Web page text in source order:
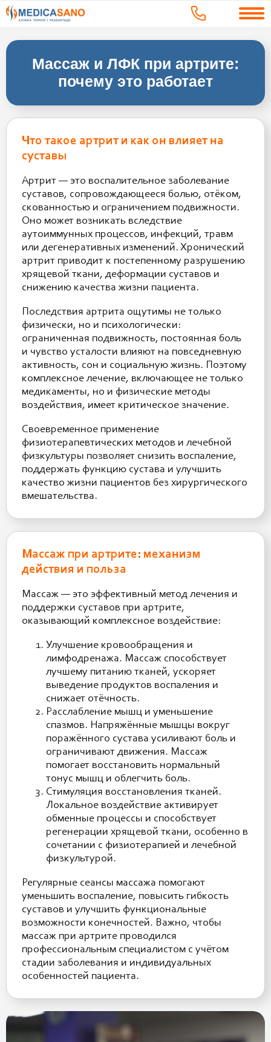
Массаж и ЛФК при артрите:
почему это работает
Что такое артрит и как он влияет на
суставы
Артрит — это воспалительное заболевание
суставов, сопровождающееся болью, отёком,
скованностью и ограничением подвижности.
Оно может возникать вследствие
аутоиммунных процессов, инфекций, травм
или дегенеративных изменений. Хронический
артрит приводит к постепенному разрушению
хрящевой ткани, деформации суставов и
снижению качества жизни пациента.
Последствия артрита ощутимы не только
физически, но и психологически:
ограниченная подвижность, постоянная боль
и чувство усталости влияют на повседневную
активность, сон и социальную жизнь. Поэтому
комплексное лечение, включающее не только
медикаменты, но и физические методы
воздействия, имеет критическое значение.
Своевременное применение
физиотерапевтических методов и лечебной
физкультуры позволяет снизить воспаление,
поддержать функцию сустава и улучшить
качество жизни пациентов без хирургического
вмешательства.
Массаж при артрите: механизм
действия и польза
Массаж — это эффективный метод лечения и
поддержки суставов при артрите,
оказывающий комплексное воздействие:
Улучшение кровообращения и
лимфодренажа. Массаж способствует
лучшему питанию тканей, ускоряет
выведение продуктов воспаления и
снижает отёчность.
Расслабление мышц и уменьшение
спазмов. Напряжённые мышцы вокруг
поражённого сустава усиливают боль и
ограничивают движения. Массаж
помогает восстановить нормальный
тонус мышц и облегчить боль.
Стимуляция восстановления тканей.
Локальное воздействие активирует
обменные процессы и способствует
регенерации хрящевой ткани, особенно в
сочетании с физиотерапией и лечебной
физкультурой.
Регулярные сеансы массажа помогают
уменьшить воспаление, повысить гибкость
суставов и улучшить функциональные
возможности конечностей. Важно, чтобы
массаж при артрите проводился
профессиональным специалистом с учётом
стадии заболевания и индивидуальных
особенностей пациента.